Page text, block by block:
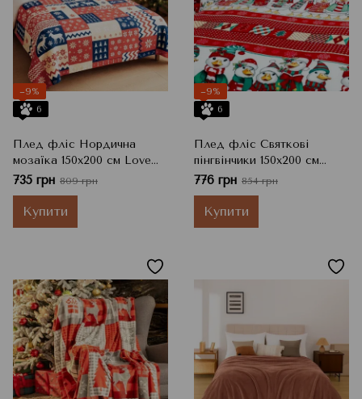
−9%
6
Плед фліс Нордична
мозаїка 150x200 см Love
You
735 грн 809 грн
Купити
−9%
6
Плед фліс Святкові
пінгвінчики 150x200 см
Love You
776 грн 854 грн
Купити